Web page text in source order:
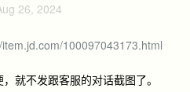
26, 2024
100097043173.html
就不发跟客服的对话截图了。